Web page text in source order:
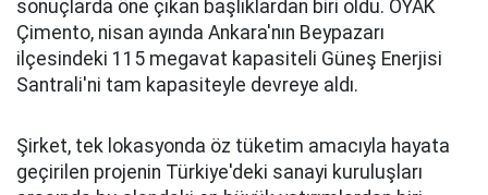
sonuçlarda öne çıkan başlıklardan biri oldu. OYAK
Çimento, nisan ayında Ankara'nın Beypazarı
ilçesindeki 115 megavat kapasiteli Güneş Enerjisi
Santrali'ni tam kapasiteyle devreye aldı.
Şirket, tek lokasyonda öz tüketim amacıyla hayata
geçirilen projenin Türkiye'deki sanayi kuruluşları